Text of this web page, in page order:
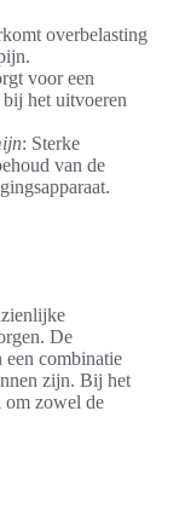
overbelasting
voor een
het uitvoeren
: Sterke
van de
De
combinatie
zijn. Bij het
om zowel de